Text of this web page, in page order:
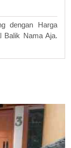
dengan Harga
Balik Nama Aja.